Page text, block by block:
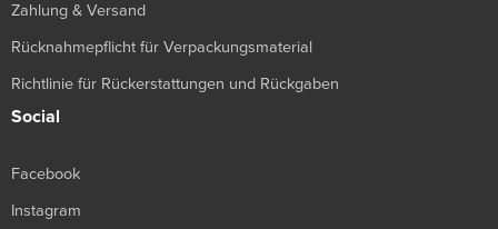
Zahlung & Versand
Rücknahmepflicht für Verpackungsmaterial
Richtlinie für Rückerstattungen und Rückgaben
Social
Facebook
Instagram